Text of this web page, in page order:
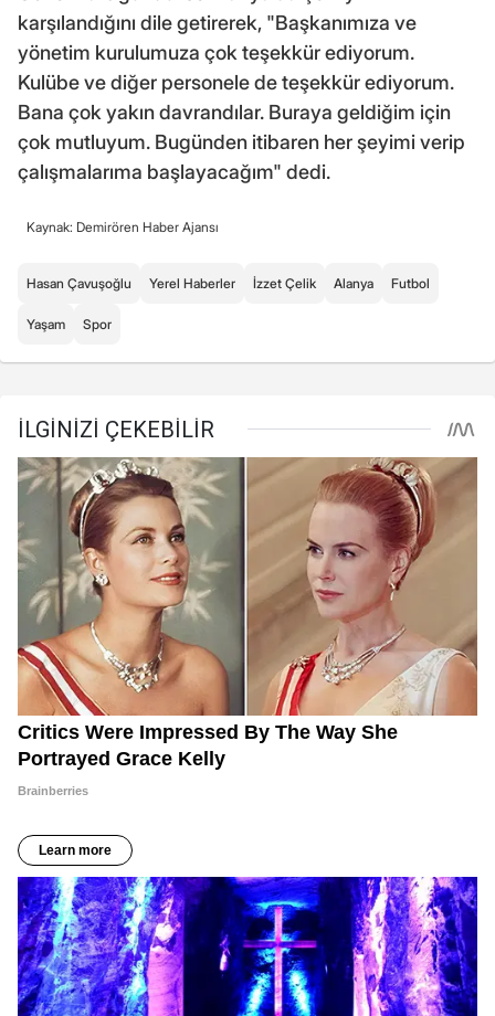
karşılandığını dile getirerek, "Başkanımıza ve
yönetim kurulumuza çok teşekkür ediyorum.
Kulübe ve diğer personele de teşekkür ediyorum.
Bana çok yakın davrandılar. Buraya geldiğim için
çok mutluyum. Bugünden itibaren her şeyimi verip
çalışmalarıma başlayacağım" dedi.
Kaynak: Demirören Haber Ajansı
Hasan Çavuşoğlu Yerel Haberler İzzet Çelik Alanya Futbol
Yaşam Spor